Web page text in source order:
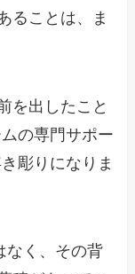
ることは、ま
を出したこと
の専門サポー
彫りになりま
なく、その背